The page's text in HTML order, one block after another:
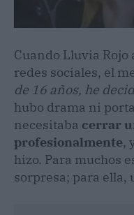
Cuando Lluvia
redes sociales, el
de 16 años, he
hubo drama ni
necesitaba cerrar
profesionalmente,
hizo. Para muchos
sorpresa; para ella,